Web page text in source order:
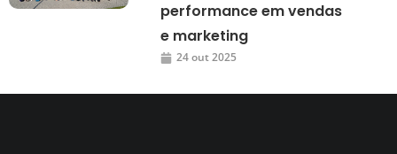
performance em vendas
e marketing
24 out 2025